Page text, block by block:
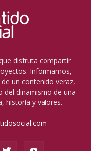
disfruta compartir
Informamos,
un contenido veraz,
del dinamismo de una
historia y valores.